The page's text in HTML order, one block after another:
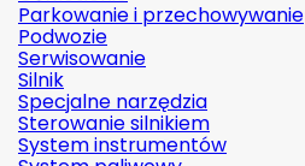
Parkowanie i przechowywanie
Podwozie
Serwisowanie
Silnik
Specjalne narzędzia
Sterowanie silnikiem
System instrumentów